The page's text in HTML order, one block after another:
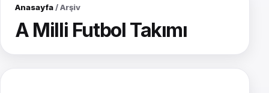
Anasayfa/ Arşiv
A Milli Futbol Takımı